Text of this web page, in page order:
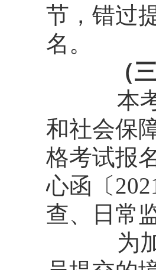
节，错过
名。
（三）
本
和社会保
格考试报
心函〔
查、日常
为